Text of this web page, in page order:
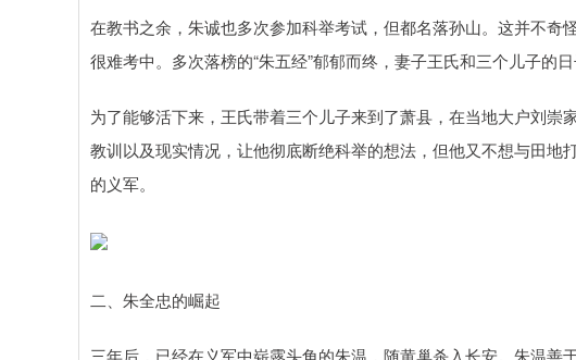
在教书之余，朱诚也多次参加科举考试，但都名落孙山。这并不奇
很难考中。多次落榜的“朱五经”郁郁而终，妻子王氏和三个儿子的日
为了能够活下来，王氏带着三个儿子来到了萧县，在当地大户刘崇
教训以及现实情况，让他彻底断绝科举的想法，但他又不想与田地
的义军。
二、朱全忠的崛起
三年后，已经在义军中崭露头角的朱温，随黄巢杀入长安。朱温善